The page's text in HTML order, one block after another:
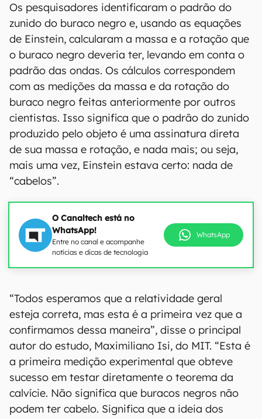
Os pesquisadores identificaram o padrão do
zunido do buraco negro e, usando as equações
de Einstein, calcularam a massa e a rotação que
o buraco negro deveria ter, levando em conta o
padrão das ondas. Os cálculos correspondem
com as medições da massa e da rotação do
buraco negro feitas anteriormente por outros
cientistas. Isso significa que o padrão do zunido
produzido pelo objeto é uma assinatura direta
de sua massa e rotação, e nada mais; ou seja,
mais uma vez, Einstein estava certo: nada de
“cabelos”.
O Canaltech está no
WhatsApp!
Entre no canal e acompanhe
notícias e dicas de tecnologia
WhatsApp
“Todos esperamos que a relatividade geral
esteja correta, mas esta é a primeira vez que a
confirmamos dessa maneira”, disse o principal
autor do estudo, Maximiliano Isi, do MIT. “Esta é
a primeira medição experimental que obteve
sucesso em testar diretamente o teorema da
calvície. Não significa que buracos negros não
podem ter cabelo. Significa que a ideia dos